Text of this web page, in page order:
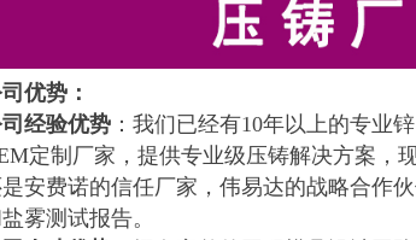
优势：
经验优势 ：我们已经有10年以上的专业
定制厂家，提供专业级压铸解决方案，
安费诺的信任厂家，伟易达的战略合作
雾测试报告。